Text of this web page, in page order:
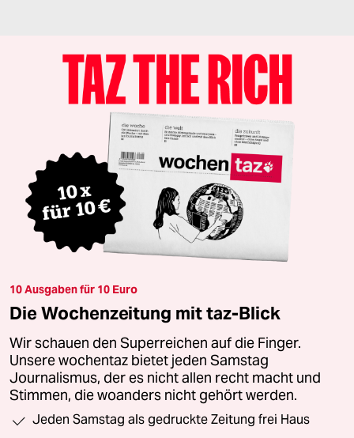
10 Ausgaben für 10 Euro
Die Wochenzeitung mit taz-Blick
Wir schauen den Superreichen auf die Finger.
Unsere wochentaz bietet jeden Samstag
Journalismus, der es nicht allen recht macht und
Stimmen, die woanders nicht gehört werden.
Jeden Samstag als gedruckte Zeitung frei Haus